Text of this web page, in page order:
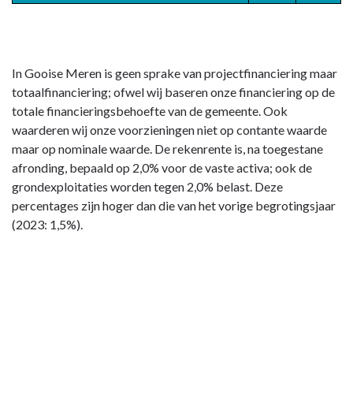
In Gooise Meren is geen sprake van projectfinanciering maar
totaalfinanciering; ofwel wij baseren onze financiering op de
totale financieringsbehoefte van de gemeente. Ook
waarderen wij onze voorzieningen niet op contante waarde
maar op nominale waarde. De rekenrente is, na toegestane
afronding, bepaald op 2,0% voor de vaste activa; ook de
grondexploitaties worden tegen 2,0% belast. Deze
percentages zijn hoger dan die van het vorige begrotingsjaar
(2023: 1,5%).